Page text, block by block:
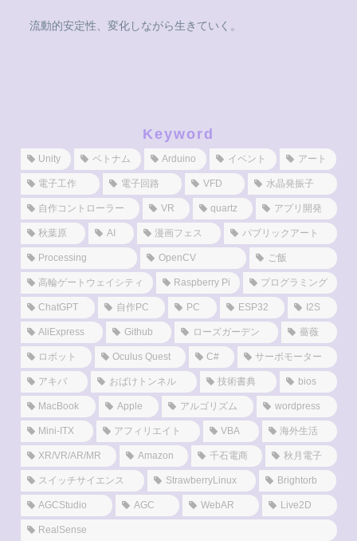
流動的安定性、変化しながら生きていく。
Keyword
Unity ベトナム Arduino イベント アート
電子工作 電子回路 VFD 水晶発振子
自作コントローラー VR quartz アプリ開発
秋葉原 AI 漫画フェス パブリックアート
Processing OpenCV ご飯
高輪ゲートウェイシティ Raspberry Pi プログラミング
ChatGPT 自作PC PC ESP32 I2S
AliExpress Github ローズガーデン 薔薇
ロボット Oculus Quest C# サーボモーター
アキバ おばけトンネル 技術書典 bios
MacBook Apple アルゴリズム wordpress
Mini-ITX アフィリエイト VBA 海外生活
XR/VR/AR/MR Amazon 千石電商 秋月電子
スイッチサイエンス StrawberryLinux Brightorb
AGCStudio AGC WebAR Live2D
RealSense